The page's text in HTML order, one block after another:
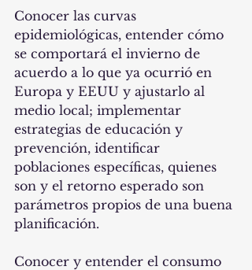
Conocer las curvas
epidemiológicas, entender cómo
se comportará el invierno de
acuerdo a lo que ya ocurrió en
Europa y EEUU y ajustarlo al
medio local; implementar
estrategias de educación y
prevención, identificar
poblaciones específicas, quienes
son y el retorno esperado son
parámetros propios de una buena
planificación.
Conocer y entender el consumo